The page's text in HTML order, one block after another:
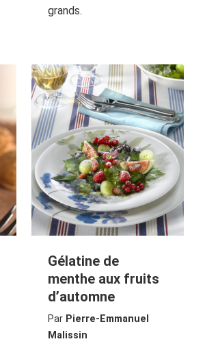
grands.
Gélatine de
menthe aux fruits
d’automne
Par Pierre-Emmanuel
Malissin